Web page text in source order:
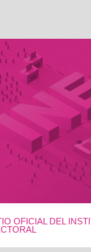
OFICIAL DEL